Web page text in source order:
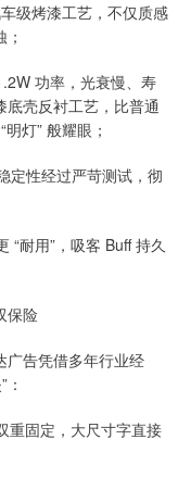
级烤漆工艺，不仅质感
功率，光衰慢、寿
壳反衬工艺，比普通
灯” 般耀眼；
定性经过严苛测试，彻
“耐用”，吸客 Buff 持久
保险
广告凭借多年行业经
重固定，大尺寸字直接